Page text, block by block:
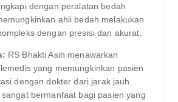
dengan peralatan bedah
ahli bedah melakukan
dengan presisi dan akurat.
RS Bhakti Asih menawarkan
yang memungkinkan pasien
dengan dokter dari jarak jauh.
sangat bermanfaat bagi pasien yang